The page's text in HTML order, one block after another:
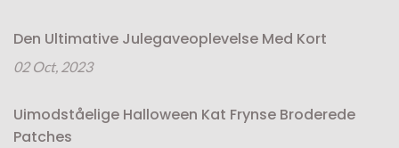
Den Ultimative Julegaveoplevelse Med Kort
02 Oct, 2023
Uimodståelige Halloween Kat Frynse Broderede
Patches